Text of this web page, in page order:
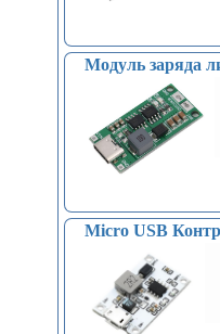
Модуль заряда
Micro USB